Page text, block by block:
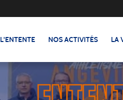
L'ENTENTE NOS ACTIVITÉS LA